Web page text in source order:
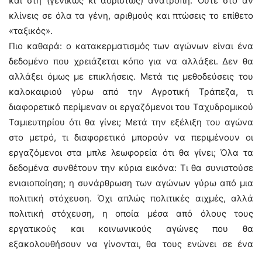
κλίνεις σε όλα τα γένη, αριθμούς και πτώσεις το επίθετο
«ταξικός».
Πιο καθαρά: ο κατακερματισμός των αγώνων είναι ένα
δεδομένο που χρειάζεται κόπο για να αλλάξει. Δεν θα
αλλάξει όμως με επικλήσεις. Μετά τις μεθοδεύσεις του
καλοκαιριού γύρω από την Αγροτική Τράπεζα, τι
διαφορετικό περίμεναν οι εργαζόμενοι του Ταχυδρομικού
Ταμιευτηρίου ότι θα γίνει; Μετά την εξέλιξη του αγώνα
στο μετρό, τι διαφορετικό μπορούν να περιμένουν οι
εργαζόμενοι στα μπλε λεωφορεία ότι θα γίνει; Όλα τα
δεδομένα συνθέτουν την κύρια εικόνα: Τι θα συνιστούσε
ενιαιοποίηση; η συνάρθρωση των αγώνων γύρω από μια
πολιτική στόχευση. Όχι απλώς πολιτικές αιχμές, αλλά
πολιτική στόχευση, η οποία μέσα από όλους τους
εργατικούς και κοινωνικούς αγώνες που θα
εξακολουθήσουν να γίνονται, θα τους ενώνει σε ένα